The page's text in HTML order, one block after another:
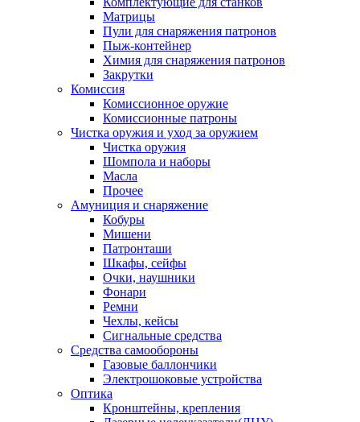
Матрицы
Пули для снаряжения патронов
Пыж-контейнер
Химия для снаряжения патронов
Закрутки
Комиссия
Комиссионное оружие
Комиссионные патроны
Чистка оружия и уход за оружием
Чистка оружия
Шомпола и наборы
Масла
Прочее
Амуниция и снаряжение
Кобуры
Мишени
Патронташи
Шкафы, сейфы
Очки, наушники
Фонари
Ремни
Чехлы, кейсы
Сигнальные средства
Средства самообороны
Газовые баллончики
Электрошоковые устройства
Оптика
Кронштейны, крепления